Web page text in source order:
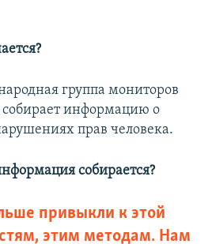
группа мониторов
информацию о
прав человека.
собирается?
привыкли к этой
этим методам. Нам